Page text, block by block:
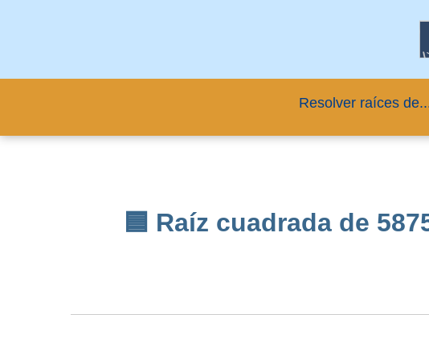
Resolver raíces
🟦 Raíz cuadrada de